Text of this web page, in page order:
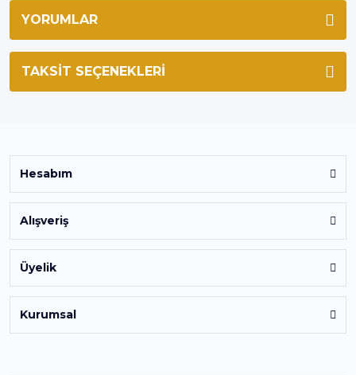
YORUMLAR
TAKSIT SEÇENEKLERI
Hesabım
Alışveriş
Üyelik
Kurumsal